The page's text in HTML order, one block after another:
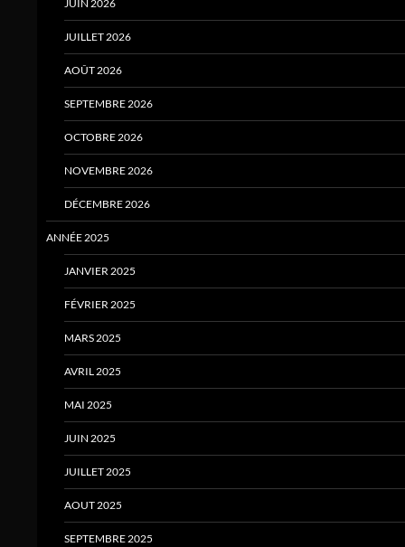
JUIN 2026
JUILLET 2026
AOÛT 2026
SEPTEMBRE 2026
OCTOBRE 2026
NOVEMBRE 2026
DÉCEMBRE 2026
ANNÉE 2025
JANVIER 2025
FÉVRIER 2025
MARS 2025
AVRIL 2025
MAI 2025
JUIN 2025
JUILLET 2025
AOUT 2025
SEPTEMBRE 2025